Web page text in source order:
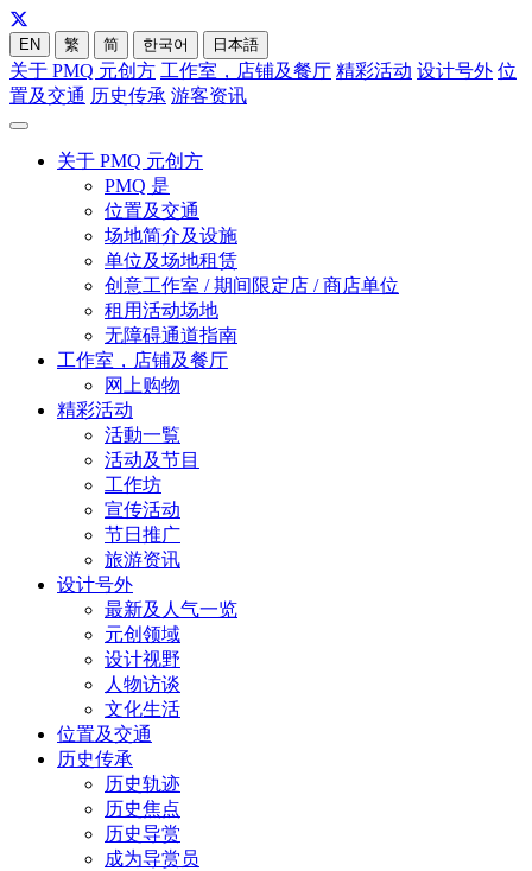
EN 繁 简 한국어 日本語
关于 PMQ 元创方 工作室，店铺及餐厅 精彩活动 设计号外 位
置及交通 历史传承 游客资讯
关于 PMQ 元创方
PMQ 是
位置及交通
场地简介及设施
单位及场地租赁
创意工作室 / 期间限定店 / 商店单位
租用活动场地
无障碍通道指南
工作室，店铺及餐厅
网上购物
精彩活动
活動一覧
活动及节目
工作坊
宣传活动
节日推广
旅游资讯
设计号外
最新及人气一览
元创领域
设计视野
人物访谈
文化生活
位置及交通
历史传承
历史轨迹
历史焦点
历史导赏
成为导赏员